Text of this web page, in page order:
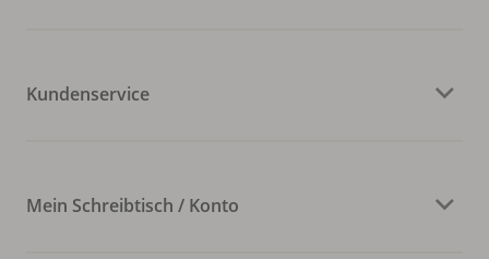
Kundenservice
Mein Schreibtisch / Konto